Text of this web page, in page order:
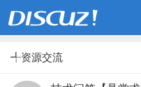
╃资源交流